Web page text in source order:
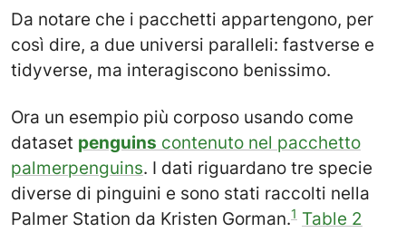
Da notare che i pacchetti appartengono, per
così dire, a due universi paralleli: fastverse e
tidyverse, ma interagiscono benissimo.
Ora un esempio più corposo usando come
dataset penguins contenuto nel pacchetto
palmerpenguins. I dati riguardano tre specie
diverse di pinguini e sono stati raccolti nella
Palmer Station da Kristen Gorman.1 Table 2